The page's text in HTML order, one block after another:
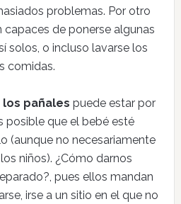
problemas. Por otro
capaces de ponerse algunas
solos, o incluso lavarse los
comidas.
los pañales puede estar por
posible que el bebé esté
(aunque no necesariamente
niños). ¿Cómo darnos
pues ellos mandan
irse a un sitio en el que no